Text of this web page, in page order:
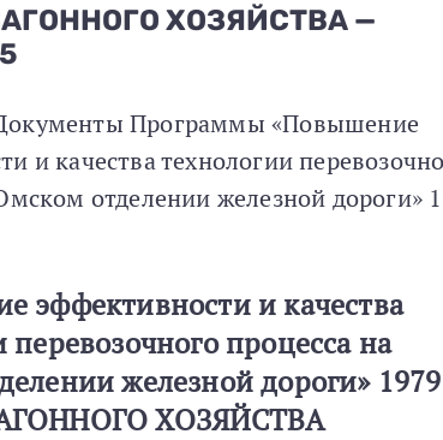
ХОЗЯЙСТВА —
Программы «Повышение
и качества технологии
отделении железной дороги»
эффективности и качества
перевозочного процесса на
железной дороги»
ХОЗЯЙСТВА